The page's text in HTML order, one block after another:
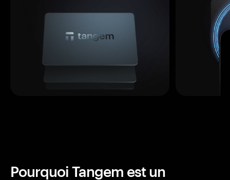
Pourquoi Tangem est un